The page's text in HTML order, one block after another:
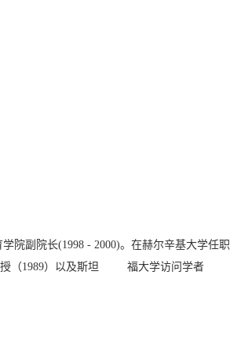
学院副院长(1998 - 2000)。在赫尔辛基大学任职
（1989）以及斯坦 福大学访问学者